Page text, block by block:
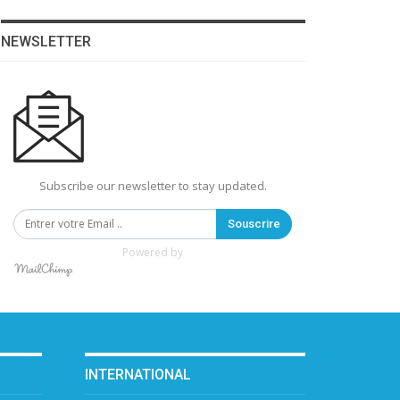
NEWSLETTER
Subscribe our newsletter to stay updated.
Souscrire
Powered by
INTERNATIONAL